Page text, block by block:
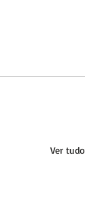
Ver tudo